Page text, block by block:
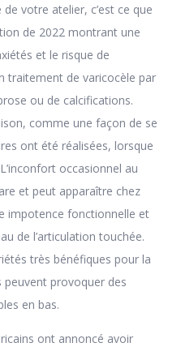
votre atelier, c’est ce que
de 2022 montrant une
et le risque de
traitement de varicocèle par
ou de calcifications.
comme une façon de se
ont été réalisées, lorsque
occasionnel au
et peut apparaître chez
impotence fonctionnelle et
de l’articulation touchée.
très bénéfiques pour la
peuvent provoquer des
en bas.
ont annoncé avoir